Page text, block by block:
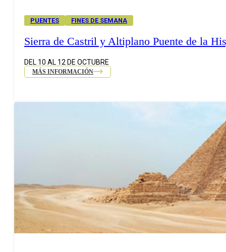
PUENTES FINES DE SEMANA
Sierra de Castril y Altiplano Puente de la
DEL 10 AL 12 DE OCTUBRE
MÁS INFORMACIÓN